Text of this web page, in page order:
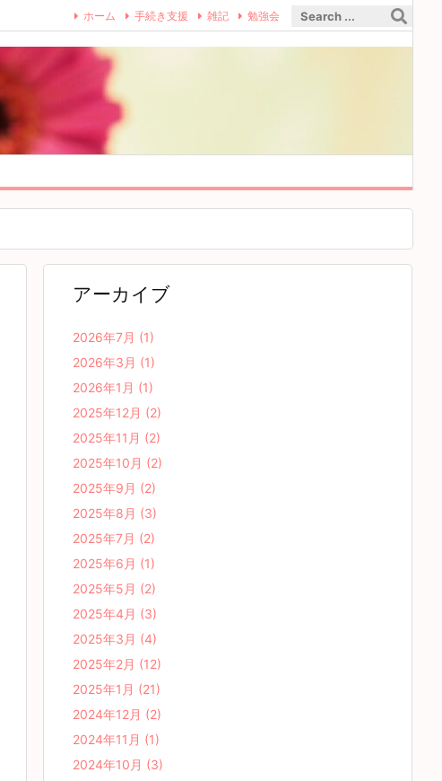
ホーム 手続き支援 雑記 勉強会
アーカイブ
2026年7月 (1)
2026年3月 (1)
2026年1月 (1)
2025年12月 (2)
2025年11月 (2)
2025年10月 (2)
2025年9月 (2)
2025年8月 (3)
2025年7月 (2)
2025年6月 (1)
2025年5月 (2)
2025年4月 (3)
2025年3月 (4)
2025年2月 (12)
2025年1月 (21)
2024年12月 (2)
2024年11月 (1)
2024年10月 (3)